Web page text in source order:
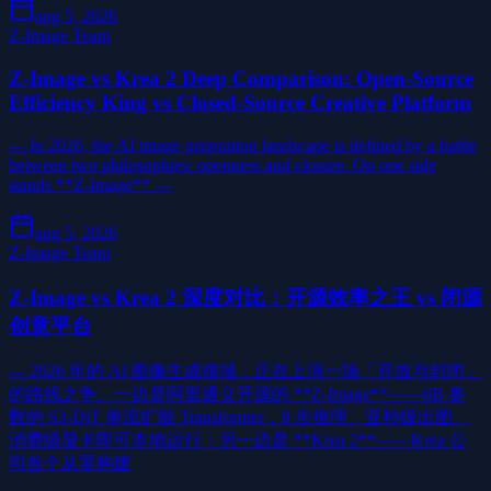
aug 5, 2026
Z-Image Team
Z-Image vs Krea 2 Deep Comparison: Open-Source
Efficiency King vs Closed-Source Creative Platform
--- In 2026, the AI image generation landscape is defined by a battle
between two philosophies: openness and closure. On one side
stands **Z-Image** —
aug 5, 2026
Z-Image Team
Z-Image vs Krea 2 深度对比：开源效率之王 vs 闭源
创意平台
--- 2026 年的 AI 图像生成领域，正在上演一场「开放与封闭」
的路线之争。一边是阿里通义开源的 **Z-Image**——6B 参
数的 S3-DiT 单流扩散 Transformer，8 步推理、亚秒级出图、
消费级显卡即可本地运行；另一边是 **Krea 2**——Krea 公
司首个从零构建